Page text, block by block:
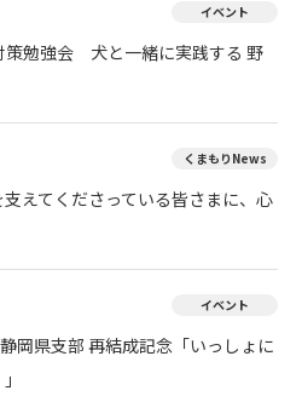
イベント
策勉強会 犬と一緒に実践する 野
くまもりNews
えてくださっている皆さまに、心
イベント
岡県支部 再結成記念「いっしょに